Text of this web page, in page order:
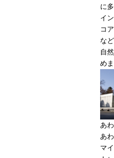
に
イ
コ
な
自
め
あ
あ
マ